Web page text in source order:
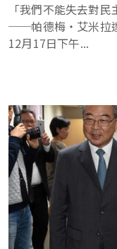
「我們不能失去對
──帕德梅‧艾米拉
12月17日下午...